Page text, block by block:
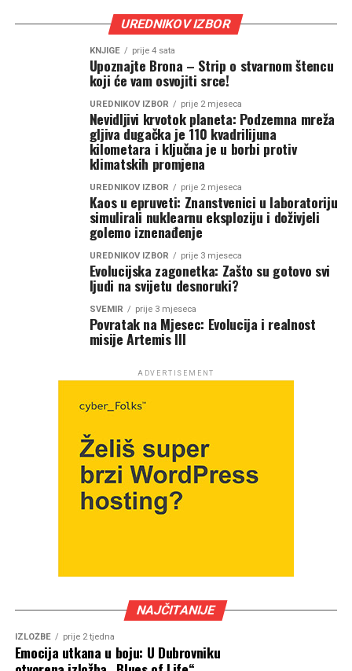
UREDNIKOV IZBOR
KNJIGE prije 4 sata
Upoznajte Brona – Strip o stvarnom štencu
koji će vam osvojiti srce!
UREDNIKOV IZBOR prije 2 mjeseca
Nevidljivi krvotok planeta: Podzemna mreža
gljiva dugačka je 110 kvadrilijuna
kilometara i ključna je u borbi protiv
klimatskih promjena
UREDNIKOV IZBOR prije 2 mjeseca
Kaos u epruveti: Znanstvenici u laboratoriju
simulirali nuklearnu eksploziju i doživjeli
golemo iznenađenje
UREDNIKOV IZBOR prije 3 mjeseca
Evolucijska zagonetka: Zašto su gotovo svi
ljudi na svijetu desnoruki?
SVEMIR prije 3 mjeseca
Povratak na Mjesec: Evolucija i realnost
misije Artemis III
ADVERTISEMENT
NAJČITANIJE
IZLOŽBE prije 2 tjedna
Emocija utkana u boju: U Dubrovniku